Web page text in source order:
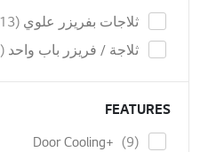
ثلاجات بفريزر علوي 13
ثلاجة / فريزر باب واحد
FEATURES
Door Cooling+ 9
items